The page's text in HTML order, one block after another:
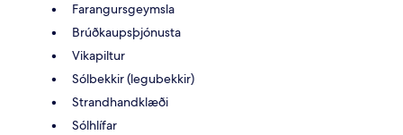
Farangursgeymsla
Brúðkaupsþjónusta
Vikapiltur
Sólbekkir (legubekkir)
Strandhandklæði
Sólhlífar